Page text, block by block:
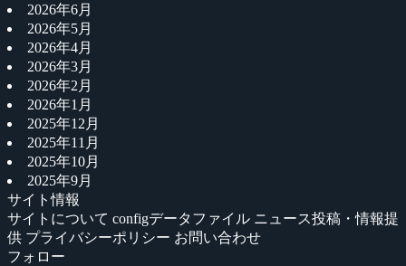
2026年6月
2026年5月
2026年4月
2026年3月
2026年2月
2026年1月
2025年12月
2025年11月
2025年10月
2025年9月
サイト情報
サイトについて configデータファイル ニュース投稿・情報提
供 プライバシーポリシー お問い合わせ
フォロー